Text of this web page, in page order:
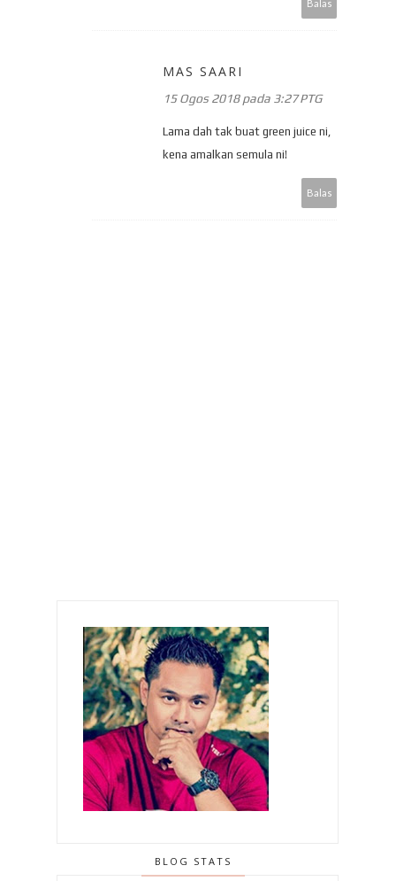
Balas
MAS SAARI
15 Ogos 2018 pada 3:27 PTG
Lama dah tak buat green juice ni,
kena amalkan semula ni!
Balas
BLOG STATS